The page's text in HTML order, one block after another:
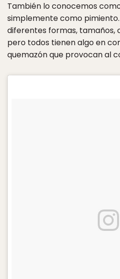
También lo conocemos
simplemente como
diferentes formas, tamaños,
pero todos tienen algo en
quemazón que provocan al